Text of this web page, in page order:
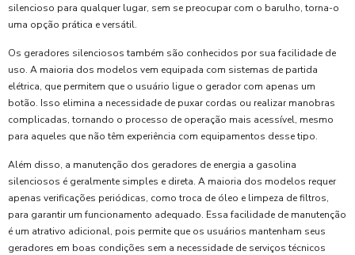
silencioso para qualquer lugar, sem se preocupar com o barulho, torna-o
uma opção prática e versátil.
Os geradores silenciosos também são conhecidos por sua facilidade de
uso. A maioria dos modelos vem equipada com sistemas de partida
elétrica, que permitem que o usuário ligue o gerador com apenas um
botão. Isso elimina a necessidade de puxar cordas ou realizar manobras
complicadas, tornando o processo de operação mais acessível, mesmo
para aqueles que não têm experiência com equipamentos desse tipo.
Além disso, a manutenção dos geradores de energia a gasolina
silenciosos é geralmente simples e direta. A maioria dos modelos requer
apenas verificações periódicas, como troca de óleo e limpeza de filtros,
para garantir um funcionamento adequado. Essa facilidade de manutenção
é um atrativo adicional, pois permite que os usuários mantenham seus
geradores em boas condições sem a necessidade de serviços técnicos